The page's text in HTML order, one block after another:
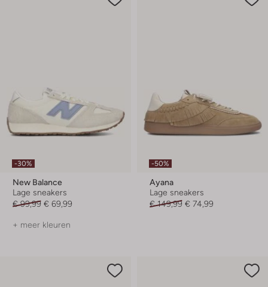
-30%
New Balance
Lage sneakers
€ 99,99 € 69,99
+ meer kleuren
-50%
Ayana
Lage sneakers
€ 149,99 € 74,99